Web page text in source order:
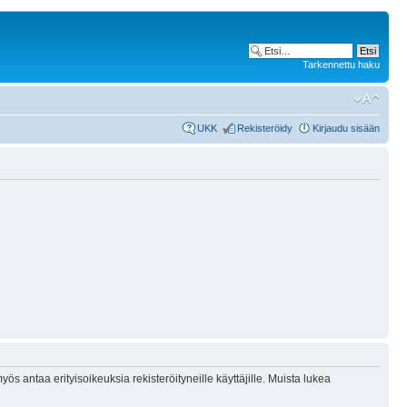
Tarkennettu haku
UKK Rekisteröidy Kirjaudu sisään
antaa erityisoikeuksia rekisteröityneille käyttäjille. Muista lukea